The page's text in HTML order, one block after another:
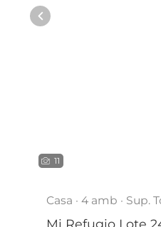
11
Casa · 4 amb · Sup.